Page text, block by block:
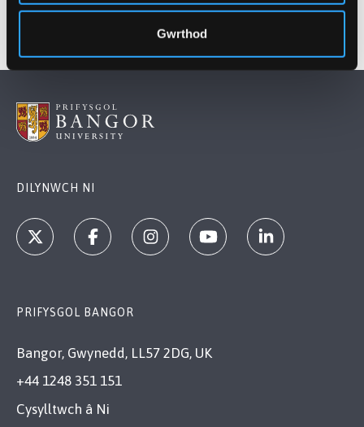
Gwrthod
DILYNWCH NI
PRIFYSGOL BANGOR
Bangor, Gwynedd, LL57 2DG, UK
+44 1248 351 151
Cysylltwch â Ni